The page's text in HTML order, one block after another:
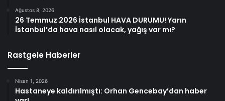
Ağustos 8, 2026
26 Temmuz 2026 İstanbul HAVA DURUMU! Yarın
İstanbul’da hava nasıl olacak, yağış var mı?
Rastgele Haberler
Nisan 1, 2026
Hastaneye kaldırılmıştı: Orhan Gencebay’dan haber